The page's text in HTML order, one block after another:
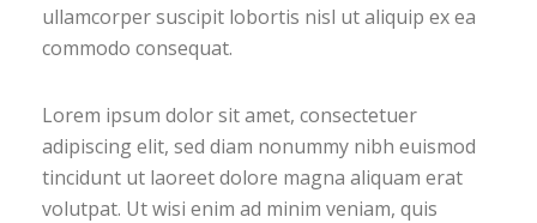
ullamcorper suscipit lobortis nisl ut aliquip ex ea
commodo consequat.
Lorem ipsum dolor sit amet, consectetuer
adipiscing elit, sed diam nonummy nibh euismod
tincidunt ut laoreet dolore magna aliquam erat
volutpat. Ut wisi enim ad minim veniam, quis